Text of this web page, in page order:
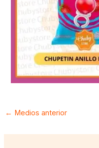
← Medios anterior